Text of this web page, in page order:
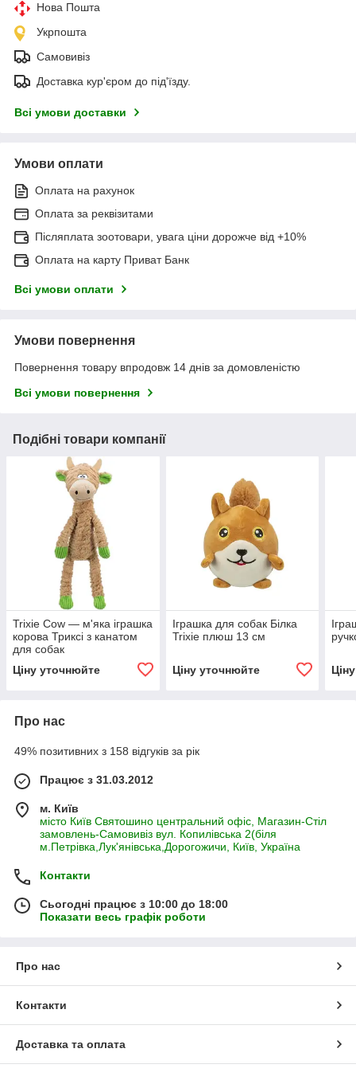
Нова Пошта
Укрпошта
Самовивіз
Доставка кур'єром до під'їзду.
Всі умови доставки
Умови оплати
Оплата на рахунок
Оплата за реквізитами
Післяплата зоотовари, увага ціни дорожче від +10%
Оплата на карту Приват Банк
Всі умови оплати
Умови повернення
Повернення товару впродовж 14 днів за домовленістю
Всі умови повернення
Подібні товари компанії
Trixie Cow — м'яка іграшка
корова Триксі з канатом
для собак
Ціну уточнюйте
Іграшка для собак Білка
Trixie плюш 13 см
Ціну уточнюйте
Про нас
49% позитивних з 158 відгуків за рік
Працює з 31.03.2012
м. Київ
місто Київ Святошино центральний офіс, Магазин-Стіл
замовлень-Самовивіз вул. Копилівська 2(біля
м.Петрівка,Лук'янівська,Дорогожичи, Київ, Україна
Контакти
Сьогодні працює з 10:00 до 18:00
Показати весь графік роботи
Про нас
Контакти
Доставка та оплата